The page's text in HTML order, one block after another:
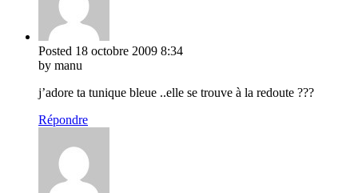
Posted 18 octobre 2009 8:34
by manu
j’adore ta tunique bleue ..elle se trouve à la redoute ???
Répondre